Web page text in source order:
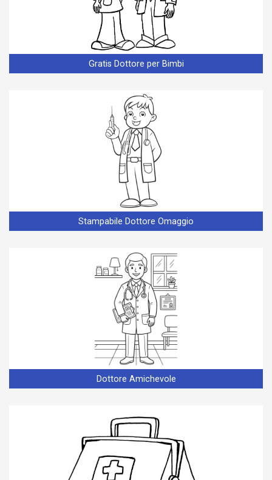
Gratis Dottore per Bimbi
Stampabile Dottore Omaggio
Dottore Amichevole